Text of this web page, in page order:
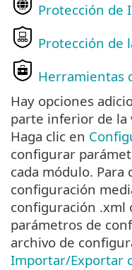
Protección de
Protección de
Herramientas
Hay opciones
parte inferior de la
Haga clic en
configurar
cada módulo. Para
configuración
configuración .xml
parámetros de
archivo de
Importar/Exportar